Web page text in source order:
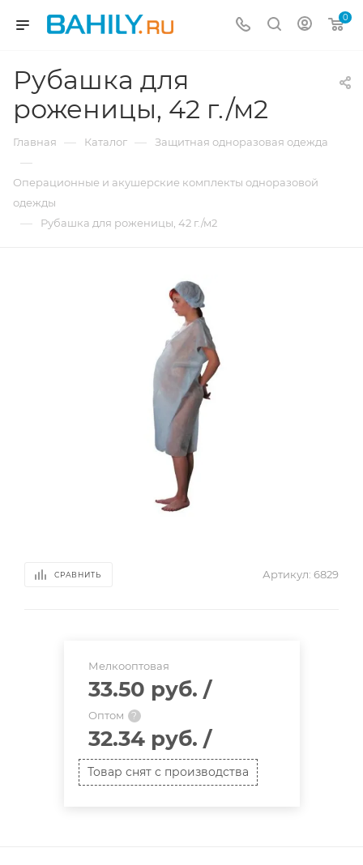
0
Рубашка для
роженицы, 42 г./м2
Главная — Каталог — Защитная одноразовая одежда
—
Операционные и акушерские комплекты одноразовой
одежды
— Рубашка для роженицы, 42 г./м2
СРАВНИТЬ Артикул: 6829
Мелкооптовая
33.50 руб. /
Оптом ?
32.34 руб. /
Товар снят с производства